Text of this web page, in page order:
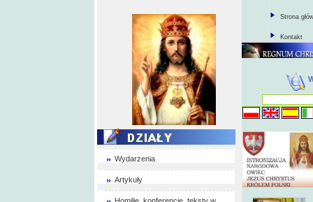
Wydarzenia
Artykuły
Strona
Kontakt